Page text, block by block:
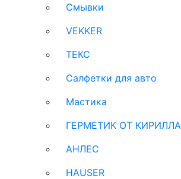
Смывки
VEKKER
ТЕКС
Салфетки для авто
Мастика
ГЕРМЕТИК ОТ КИРИЛЛА
АНЛЕС
HAUSER